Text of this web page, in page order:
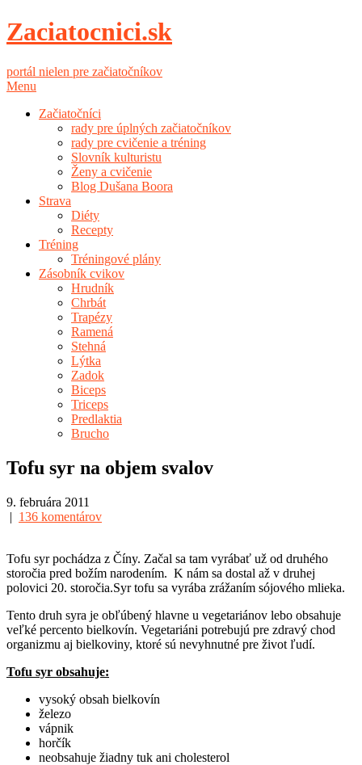
Zaciatocnici.sk
portál nielen pre začiatočníkov
Menu
Začiatočníci
rady pre úplných začiatočníkov
rady pre cvičenie a tréning
Slovník kulturistu
Ženy a cvičenie
Blog Dušana Boora
Strava
Diéty
Recepty
Tréning
Tréningové plány
Zásobník cvikov
Hrudník
Chrbát
Trapézy
Ramená
Stehná
Lýtka
Zadok
Biceps
Triceps
Predlaktia
Brucho
Tofu syr na objem svalov
9. februára 2011
| 136 komentárov
Tofu syr pochádza z Číny. Začal sa tam vyrábať už od druhého
storočia pred božím narodením. K nám sa dostal až v druhej
polovici 20. storočia.Syr tofu sa vyrába zrážaním sójového mlieka.
Tento druh syra je obľúbený hlavne u vegetariánov lebo obsahuje
veľké percento bielkovín. Vegetariáni potrebujú pre zdravý chod
organizmu aj bielkoviny, ktoré sú nevyhnutné pre život ľudí.
Tofu syr obsahuje:
vysoký obsah bielkovín
železo
vápnik
horčík
neobsahuje žiadny tuk ani cholesterol